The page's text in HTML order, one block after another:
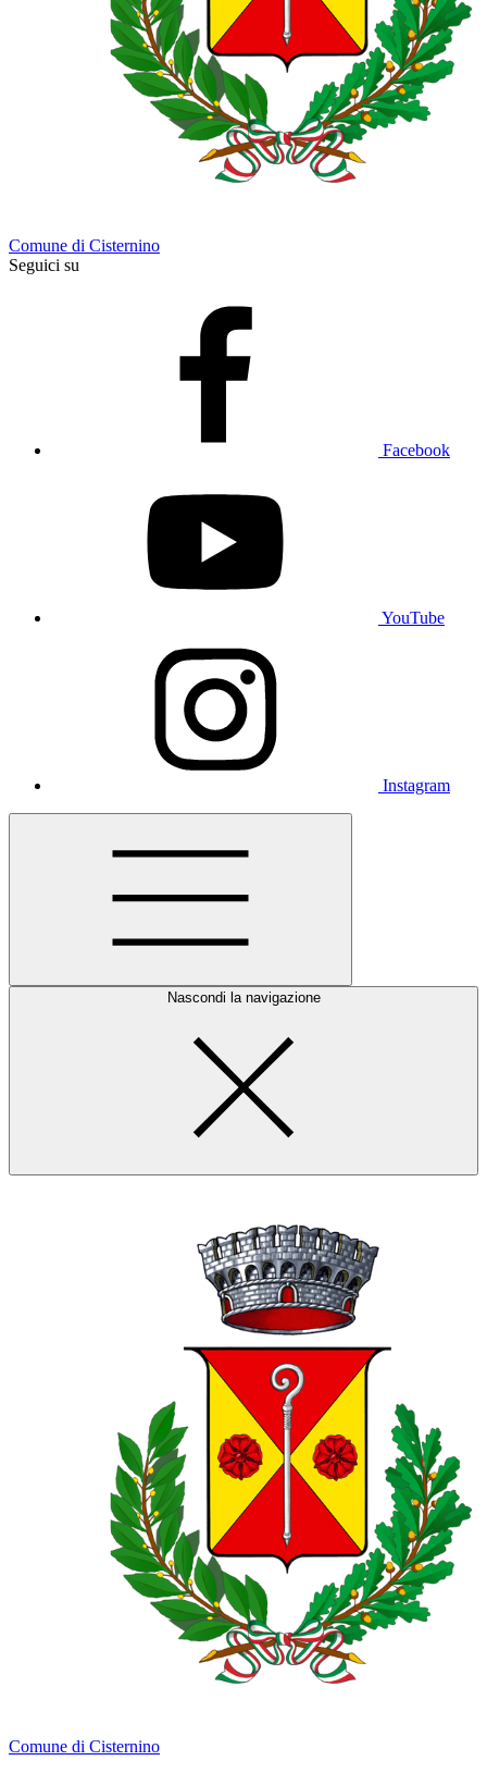
Comune di Cisternino
Seguici su
Facebook
YouTube
Instagram
Nascondi la navigazione
Comune di Cisternino